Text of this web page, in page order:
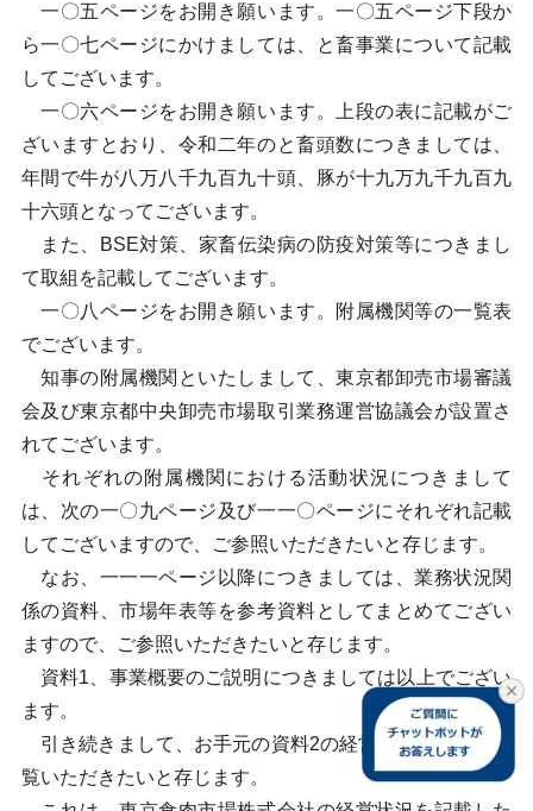
一〇五ページをお開き願います。一〇五ページ下段か
ら一〇七ページにかけましては、と畜事業について記載
してございます。
一〇六ページをお開き願います。上段の表に記載がご
ざいますとおり、令和二年のと畜頭数につきましては、
年間で牛が八万八千九百九十頭、豚が十九万九千九百九
十六頭となってございます。
また、BSE対策、家畜伝染病の防疫対策等につきまし
て取組を記載してございます。
一〇八ページをお開き願います。附属機関等の一覧表
でございます。
知事の附属機関といたしまして、東京都卸売市場審議
会及び東京都中央卸売市場取引業務運営協議会が設置さ
れてございます。
それぞれの附属機関における活動状況につきまして
は、次の一〇九ページ及び一一〇ページにそれぞれ記載
してございますので、ご参照いただきたいと存じます。
なお、一一一ページ以降につきましては、業務状況関
係の資料、市場年表等を参考資料としてまとめてござい
ますので、ご参照いただきたいと存じます。
資料1、事業概要のご説明につきましては以上でござい
ます。
引き続きまして、お手元の資料2の経営状況説明書をご
覧いただきたいと存じます。